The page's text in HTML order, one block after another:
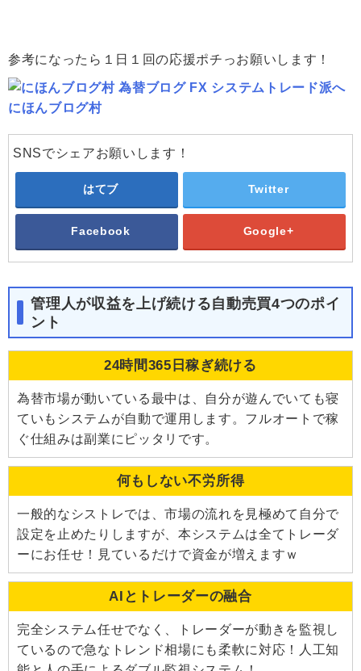
参考になったら１日１回の応援ポチっお願いします！
にほんブログ村
SNSでシェアお願いします！
はてブ Twitter
Facebook Google+
管理人が収益を上げ続ける自動売買4つのポイ
ント
24時間365日稼ぎ続ける
為替市場が動いている最中は、自分が遊んでいても寝
ていもシステムが自動で運用します。フルオートで稼
ぐ仕組みは副業にピッタリです。
何もしない不労所得
一般的なシストレでは、市場の流れを見極めて自分で
設定を止めたりしますが、本システムは全てトレーダ
ーにお任せ！見ているだけで資金が増えますｗ
AIとトレーダーの融合
完全システム任せでなく、トレーダーが動きを監視し
ているので急なトレンド相場にも柔軟に対応！人工知